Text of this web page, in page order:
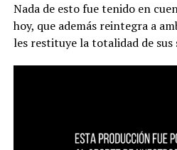
Nada de esto fue tenido en
hoy, que además reintegra a
les restituye la totalidad de sus